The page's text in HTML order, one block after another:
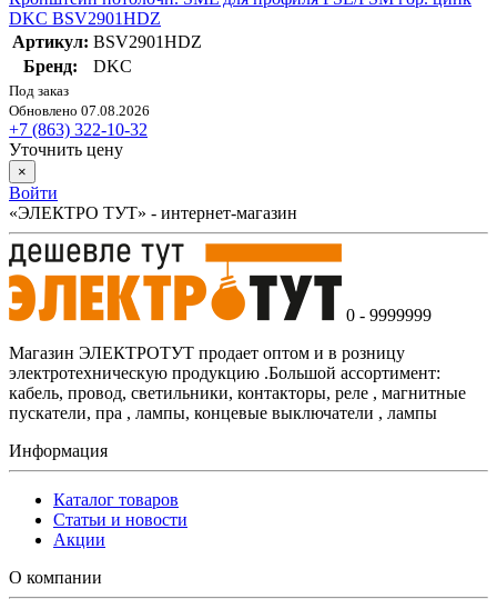
DKC BSV2901HDZ
Артикул: BSV2901HDZ
Бренд:
DKC
Под заказ
Обновлено 07.08.2026
+7 (863) 322-10-32
Уточнить цену
×
Войти
«ЭЛЕКТРО ТУТ» - интернет-магазин
0 - 9999999
Магазин ЭЛЕКТРОТУТ продает оптом и в розницу
электротехническую продукцию .Большой ассортимент:
кабель, провод, светильники, контакторы, реле , магнитные
пускатели, пра , лампы, концевые выключатели , лампы
Информация
Каталог товаров
Статьи и новости
Акции
О компании